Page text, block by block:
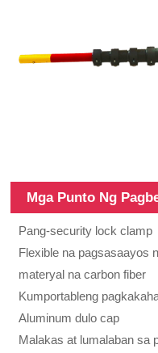
Mga Punto Ng
Pang-security lock clamp
Flexible na pagsasaayos
materyal na carbon fiber
Kumportableng
Aluminum dulo cap
Malakas at lumalaban sa